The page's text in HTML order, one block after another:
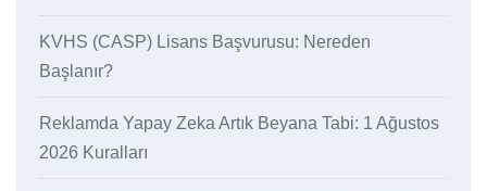
KVHS (CASP) Lisans Başvurusu: Nereden
Başlanır?
Reklamda Yapay Zeka Artık Beyana Tabi: 1 Ağustos
2026 Kuralları